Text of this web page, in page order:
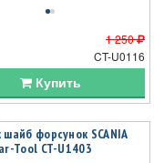
1 250
CT-U0116
Купить
форсунок SCANIA
Tool CT-U1403